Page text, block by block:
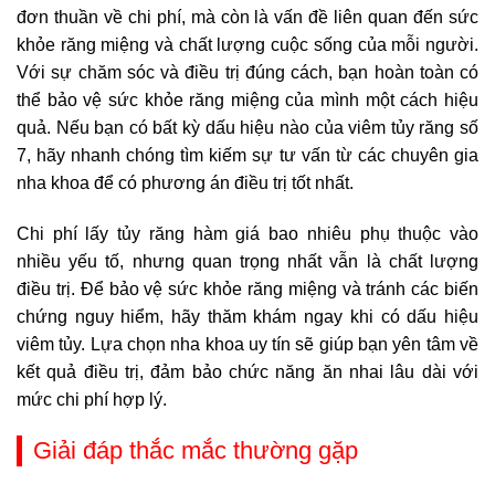
đơn thuần về chi phí, mà còn là vấn đề liên quan đến sức
khỏe răng miệng và chất lượng cuộc sống của mỗi người.
Với sự chăm sóc và điều trị đúng cách, bạn hoàn toàn có
thể bảo vệ sức khỏe răng miệng của mình một cách hiệu
quả. Nếu bạn có bất kỳ dấu hiệu nào của viêm tủy răng số
7, hãy nhanh chóng tìm kiếm sự tư vấn từ các chuyên gia
nha khoa để có phương án điều trị tốt nhất.
Chi phí lấy tủy răng hàm giá bao nhiêu phụ thuộc vào
nhiều yếu tố, nhưng quan trọng nhất vẫn là chất lượng
điều trị. Để bảo vệ sức khỏe răng miệng và tránh các biến
chứng nguy hiểm, hãy thăm khám ngay khi có dấu hiệu
viêm tủy. Lựa chọn nha khoa uy tín sẽ giúp bạn yên tâm về
kết quả điều trị, đảm bảo chức năng ăn nhai lâu dài với
mức chi phí hợp lý.
Giải đáp thắc mắc thường gặp